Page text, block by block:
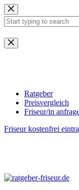
Zum
Inhalt
springen
Keine
Ergebnisse
Ratgeber
Preisvergleich
Friseur/in
Friseur kostenfrei